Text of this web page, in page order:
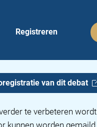
Registreren
van dit debat
te verbeteren wordt
kunnen worden gemaild